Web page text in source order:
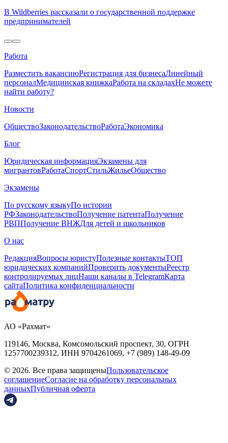
В Wildberries рассказали о государственной поддержке
предпринимателей
Работа
Разместить вакансиюРегистрация для бизнесаЛинейный
персоналМедицинская книжкаРабота на складахНе можете
найти работу?
Новости
ОбществоЗаконодательствоРаботаЭкономика
Блог
Юридическая информацияЭкзамены для
мигрантовРаботаСпортСтильЖильеОбщество
Экзамены
По русскому языкуПо истории
РФЗаконодательствоПолучение патентаПолучение
РВППолучение ВНЖДля детей и школьников
О нас
РедакцияВопросы юристуПолезные контактыТОП
юридических компанийПроверить документыРеестр
контролируемых лицНаши каналы в TelegramКарта
сайтаПолитика конфиденциальности
АО «Рахмат»
119146, Москва, Комсомольский проспект, 30, ОГРН
1257700239312, ИНН 9704261069, +7 (989) 148-49-09
© 2026. Все права защищеныПользовательское
соглашениеСогласие на обработку персональных
данныхПубличная оферта